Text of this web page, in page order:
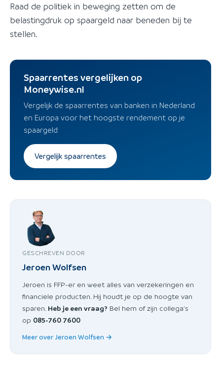
Raad de politiek in beweging zetten om de
belastingdruk op spaargeld naar beneden bij te
stellen.
Spaarrentes vergelijken op
Moneywise.nl
Vergelijk de spaarrentes van banken in Nederland
en Europa voor het hoogste rendement op je
spaargeld
Vergelijk spaarrentes
GESCHREVEN DOOR
Jeroen Wolfsen
Jeroen is FFP-er en weet alles van verzekeringen en
financiele producten. Hij houdt je op de hoogte van
sparen. Heb je een vraag? Bel hem of zijn collega's
op 085-760 7600
Meer over Jeroen Wolfsen →